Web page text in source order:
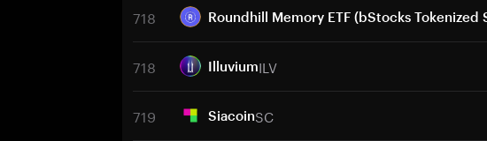
718 Roundhill Memory ETF (bStocks Tokenized
718 IlluviumILV
719 SiacoinSC